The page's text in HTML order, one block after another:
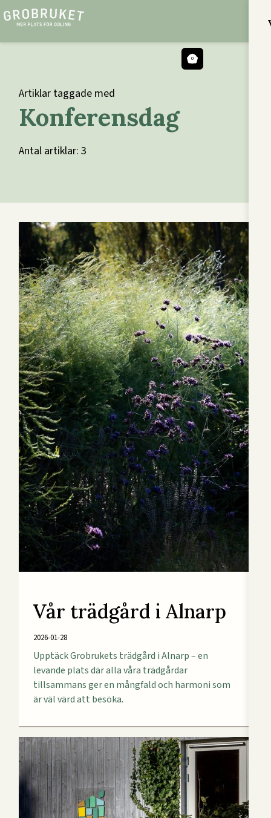
0
Artiklar taggade med
Konferensdag
Antal artiklar: 3
Vår trädgård i Alnarp
2026-01-28
Upptäck Grobrukets trädgård i Alnarp – en
levande plats där alla våra trädgårdar
tillsammans ger en mångfald och harmoni som
är väl värd att besöka.